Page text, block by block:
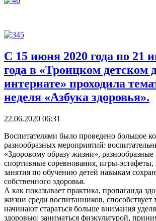
С 15 июня 2020 года по 21
года в «Троицком детском
интернате» проходила
неделя «Азбука здоровья».
22.06.2020 06:31
Воспитателями было проведено большое
разнообразных мероприятий:
«Здоровому образу жизни»,
спортивные соревнования, игры-эстафеты,
занятия по обучению детей навыкам
собственного здоровья.
А как показывает практика, пропаганда
жизни среди воспитанников, способствует
начинают стараться больше внимания
здоровью: заниматься физкультурой,